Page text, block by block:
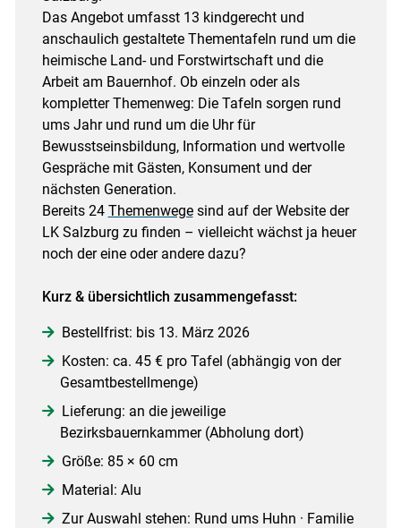
Das Angebot umfasst 13 kindgerecht und
anschaulich gestaltete Thementafeln rund um die
heimische Land- und Forstwirtschaft und die
Arbeit am Bauernhof. Ob einzeln oder als
kompletter Themenweg: Die Tafeln sorgen rund
ums Jahr und rund um die Uhr für
Bewusstseinsbildung, Information und wertvolle
Gespräche mit Gästen, Konsument und der
nächsten Generation.
Bereits 24 Themenwegesind auf der Website der
LK Salzburg zu finden – vielleicht wächst ja heuer
noch der eine oder andere dazu?
Kurz & übersichtlich zusammengefasst:
Bestellfrist: bis 13. März 2026
Kosten: ca. 45 € pro Tafel (abhängig von der
Gesamtbestellmenge)
Lieferung: an die jeweilige
Bezirksbauernkammer (Abholung dort)
Größe: 85 × 60 cm
Material: Alu
Zur Auswahl stehen: Rund ums Huhn · Familie